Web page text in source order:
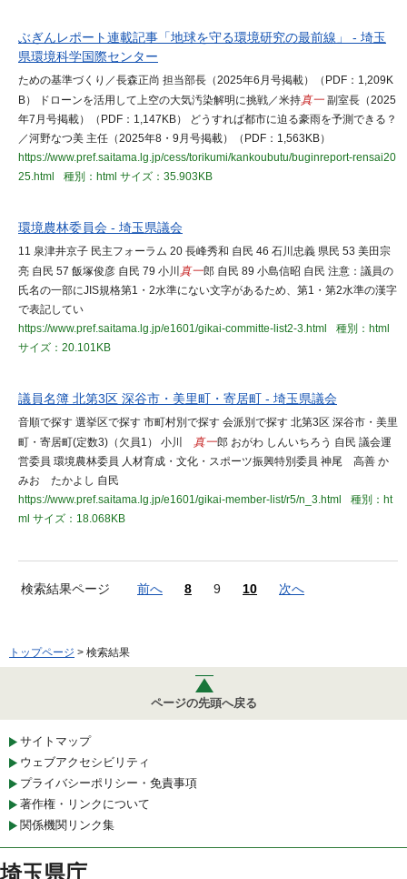
ぶぎんレポート連載記事「地球を守る環境研究の最前線」 - 埼玉
県環境科学国際センター
ための基準づくり／長森正尚 担当部長（2025年6月号掲載）（PDF：1,209K
B） ドローンを活用して上空の大気汚染解明に挑戦／米持真一 副室長（2025
年7月号掲載）（PDF：1,147KB） どうすれば都市に迫る豪雨を予測できる？
／河野なつ美 主任（2025年8・9月号掲載）（PDF：1,563KB）
https://www.pref.saitama.lg.jp/cess/torikumi/kankoubutu/buginreport-rensai20
25.html
種別：html サイズ：35.903KB
環境農林委員会 - 埼玉県議会
11 泉津井京子 民主フォーラム 20 長峰秀和 自民 46 石川忠義 県民 53 美田宗
亮 自民 57 飯塚俊彦 自民 79 小川 真一郎 自民 89 小島信昭 自民 注意：議員の
氏名の一部にJIS規格第1・2水準にない文字があるため、第1・第2水準の漢字
で表記してい
https://www.pref.saitama.lg.jp/e1601/gikai-committe-list2-3.html
種別：html
サイズ：20.101KB
議員名簿 北第3区 深谷市・美里町・寄居町 - 埼玉県議会
音順で探す 選挙区で探す 市町村別で探す 会派別で探す 北第3区 深谷市・美里
町・寄居町(定数3)（欠員1） 小川 真一郎 おがわ しんいちろう 自民 議会運
営委員 環境農林委員 人材育成・文化・スポーツ振興特別委員 神尾 高善 か
みお たかよし 自民
https://www.pref.saitama.lg.jp/e1601/gikai-member-list/r5/n_3.html
種別：ht
ml サイズ：18.068KB
検索結果ページ 前へ 8 9 10 次へ
トップページ > 検索結果
ページの先頭へ戻る
サイトマップ
ウェブアクセシビリティ
プライバシーポリシー・免責事項
著作権・リンクについて
関係機関リンク集
埼玉県庁